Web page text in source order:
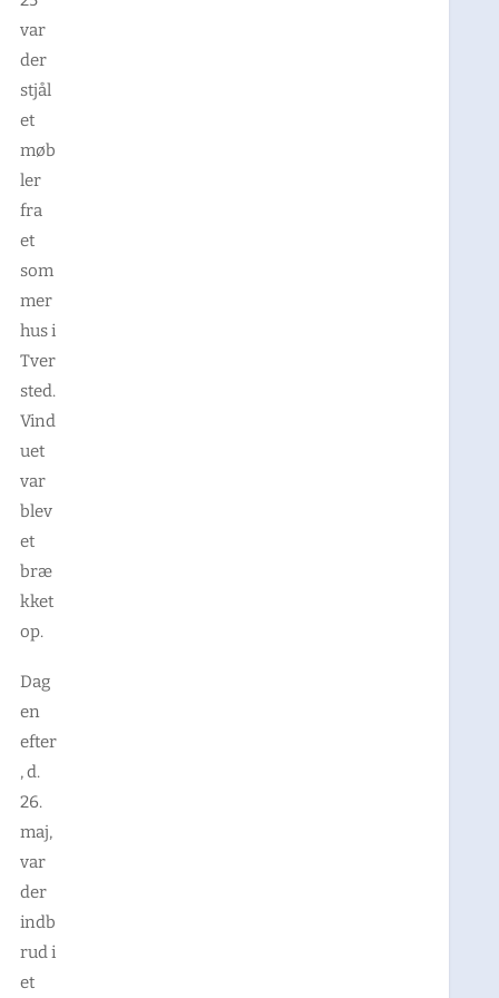
var
der
stjål
et
møb
ler
fra
et
som
mer
hus i
Tver
sted.
Vind
uet
var
blev
et
bræ
kket
op.
Dag
en
efter
, d.
26.
maj,
var
der
indb
rud i
et